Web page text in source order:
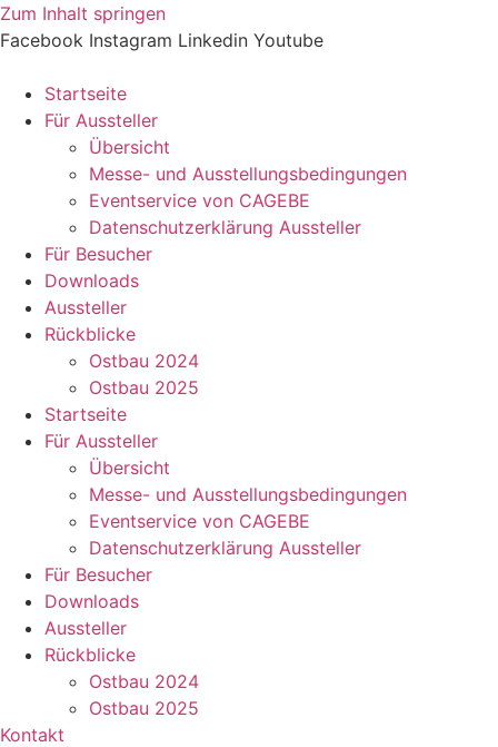
Zum Inhalt springen
Facebook Instagram Linkedin Youtube
Startseite
Für Aussteller
Übersicht
Messe- und Ausstellungsbedingungen
Eventservice von CAGEBE
Datenschutzerklärung Aussteller
Für Besucher
Downloads
Aussteller
Rückblicke
Ostbau 2024
Ostbau 2025
Startseite
Für Aussteller
Übersicht
Messe- und Ausstellungsbedingungen
Eventservice von CAGEBE
Datenschutzerklärung Aussteller
Für Besucher
Downloads
Aussteller
Rückblicke
Ostbau 2024
Ostbau 2025
Kontakt